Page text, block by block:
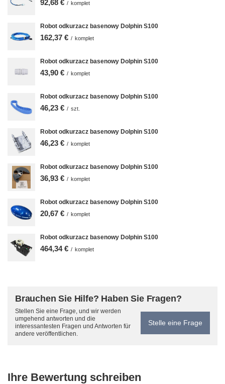
92,68 € / komplet
Robot odkurzacz basenowy Dolphin S100
162,37 € / komplet
Robot odkurzacz basenowy Dolphin S100
43,90 € / komplet
Robot odkurzacz basenowy Dolphin S100
46,23 € / szt.
Robot odkurzacz basenowy Dolphin S100
46,23 € / komplet
Robot odkurzacz basenowy Dolphin S100
36,93 € / komplet
Robot odkurzacz basenowy Dolphin S100
20,67 € / komplet
Robot odkurzacz basenowy Dolphin S100
464,34 € / komplet
Brauchen Sie Hilfe? Haben Sie Fragen?
Stellen Sie eine Frage, und wir werden
umgehend antworten und die
interessantesten Fragen und Antworten für
andere veröffentlichen.
Stelle eine Frage
Ihre Bewertung schreiben